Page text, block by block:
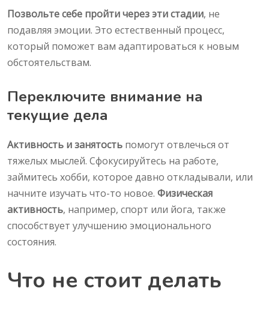
Позвольте себе пройти через эти стадии, не
подавляя эмоции. Это естественный процесс,
который поможет вам адаптироваться к новым
обстоятельствам.
Переключите внимание на
текущие дела
Активность и занятость помогут отвлечься от
тяжелых мыслей. Сфокусируйтесь на работе,
займитесь хобби, которое давно откладывали, или
начните изучать что-то новое. Физическая
активность, например, спорт или йога, также
способствует улучшению эмоционального
состояния.
Что не стоит делать